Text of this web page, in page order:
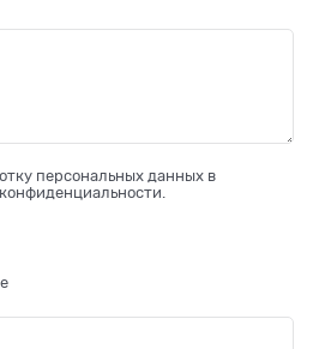
персональных данных в